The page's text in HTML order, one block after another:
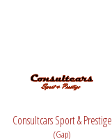
Consultcars Sport & Prestige
(Gap)